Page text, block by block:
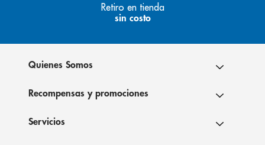
Retiro en tienda
sin costo
Quienes Somos
Recompensas y promociones
Servicios